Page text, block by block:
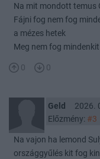
Na mit mondott temus
Fájni fog nem fog
a mézes hetek
Meg nem fog
0 0
Geld
2026.
Előzmény: #3
Na vajon ha lemond
országgyűlés kit fog